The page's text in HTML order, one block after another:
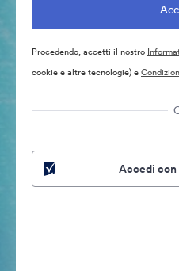
Procedendo, accetti il nostro
cookie e altre tecnologie) e
Accedi con